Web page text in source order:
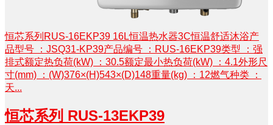
恒芯系列RUS-16EKP39 16L恒温热水器3C恒温舒适沐浴产
品型号 ：JSQ31-KP39产品编号 ：RUS-16EKP39类型 ：强
排式额定热负荷(kW) ：30.5额定最小热负荷(kW) ：4.1外形尺
寸(mm) ：(W)376×(H)543×(D)148重量(kg) ：12燃气种类 ：
天...
恒芯系列 RUS-13EKP39